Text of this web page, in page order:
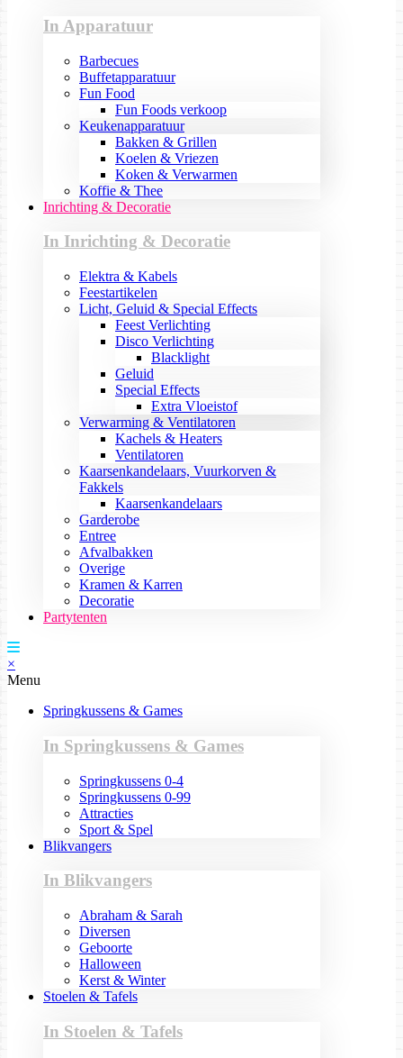
In Apparatuur
Barbecues
Buffetapparatuur
Fun Food
Fun Foods verkoop
Keukenapparatuur
Bakken & Grillen
Koelen & Vriezen
Koken & Verwarmen
Koffie & Thee
Inrichting & Decoratie
In Inrichting & Decoratie
Elektra & Kabels
Feestartikelen
Licht, Geluid & Special Effects
Feest Verlichting
Disco Verlichting
Blacklight
Geluid
Special Effects
Extra Vloeistof
Verwarming & Ventilatoren
Kachels & Heaters
Ventilatoren
Kaarsenkandelaars, Vuurkorven &
Fakkels
Kaarsenkandelaars
Garderobe
Entree
Afvalbakken
Overige
Kramen & Karren
Decoratie
Partytenten
×
Menu
Springkussens & Games
In Springkussens & Games
Springkussens 0-4
Springkussens 0-99
Attracties
Sport & Spel
Blikvangers
In Blikvangers
Abraham & Sarah
Diversen
Geboorte
Halloween
Kerst & Winter
Stoelen & Tafels
In Stoelen & Tafels